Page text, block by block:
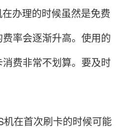
办理的时候虽然是免费
率会逐渐升高。使用的
费非常不划算。要及时
首次刷卡的时候可能